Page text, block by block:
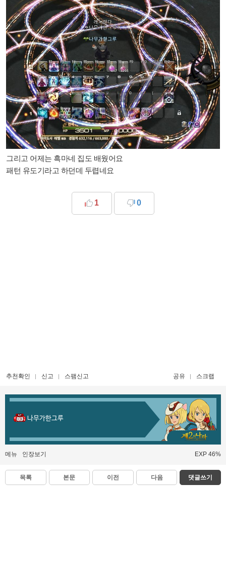
그리고 어제는 흑마네 집도 배웠어요
패턴 유도기라고 하던데 두렵네요
1 0
추천확인 신고 스팸신고 공유 스크랩
나무가한그루
메뉴 인장보기 EXP 46%
목록 본문 이전 다음 댓글쓰기